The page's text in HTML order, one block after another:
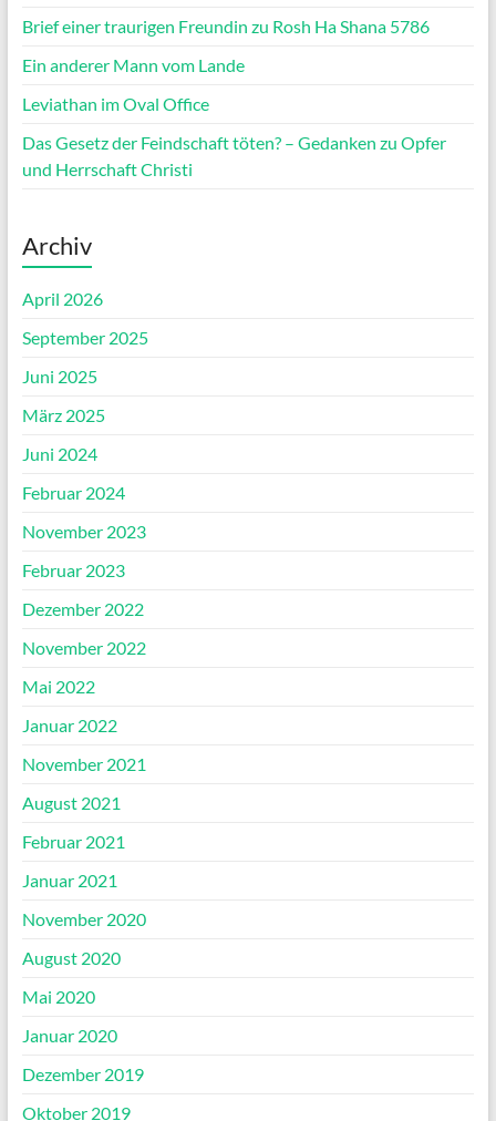
Brief einer traurigen Freundin zu Rosh Ha Shana 5786
Ein anderer Mann vom Lande
Leviathan im Oval Office
Das Gesetz der Feindschaft töten? – Gedanken zu Opfer
und Herrschaft Christi
Archiv
April 2026
September 2025
Juni 2025
März 2025
Juni 2024
Februar 2024
November 2023
Februar 2023
Dezember 2022
November 2022
Mai 2022
Januar 2022
November 2021
August 2021
Februar 2021
Januar 2021
November 2020
August 2020
Mai 2020
Januar 2020
Dezember 2019
Oktober 2019